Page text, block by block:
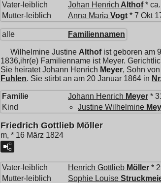
Vater-leiblich Johan Henrich Althof* ca.
Mutter-leiblich
Anna Maria Vogt * 7 Okt
alle Familiennamen
Wilhelmine Justine Althofist geboren am
1836,ihr(e) Familienname ist Meyer.
Sie heiratetJohann Henrich Meyer, Sohn von
Fuhlen. Sie stirbt an am 20 Januar 1864 in
Familie Johann Henrich Meyer *
Kind
Justine Wilhelmine
Friedrich Gottlieb Möller
m, * 16 März 1824
Vater-leiblich Henrich Gottlieb Möller *
Mutter-leiblich
Sophie Louise